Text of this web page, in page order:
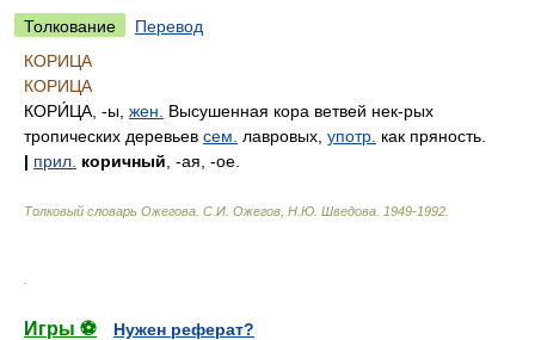
Толкование
Перевод
КОРИЦА
КОРИЦА
КОРИ́ЦА , -ы, жен.
Высушенная кора ветвей нек-рых
тропических деревьев сем. лавровых, употр. как пряность.
| прил. коричный , -ая, -ое.
Толковый словарь Ожегова С.И. Ожегов, Н.Ю. Шведова. 1949-1992
Игры ⚽
Нужен реферат?